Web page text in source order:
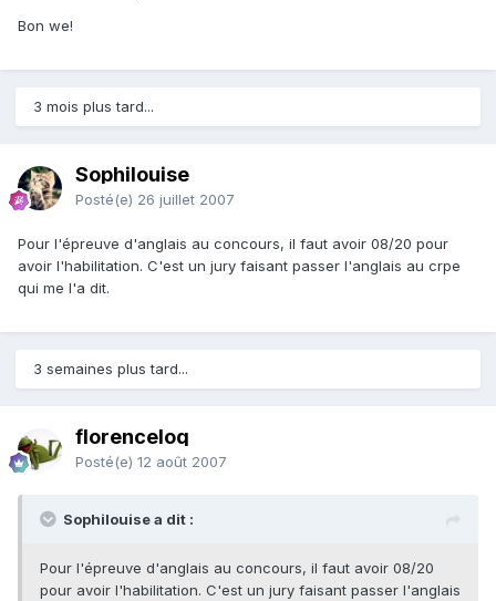
Bon we!
3 mois plus tard...
Sophilouise
Posté(e) 26 juillet 2007
Pour l'épreuve d'anglais au concours, il faut avoir 08/20 pour
avoir l'habilitation. C'est un jury faisant passer l'anglais au crpe
qui me l'a dit.
3 semaines plus tard...
florenceloq
Posté(e) 12 août 2007
Sophilouise a dit :
Pour l'épreuve d'anglais au concours, il faut avoir 08/20
pour avoir l'habilitation. C'est un jury faisant passer l'anglais